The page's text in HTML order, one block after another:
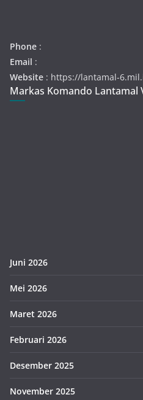
Phone :
Email :
Website : https://lantamal-
Markas Komando Lantamal
Juni 2026
Mei 2026
Maret 2026
Februari 2026
Desember 2025
November 2025